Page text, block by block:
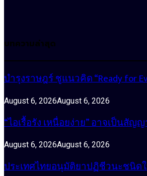
บทความล่าสุด
บำรุงราษฎร์ ชูแนวคิด “Ready for
August 6, 2026August 6, 2026
“ไอเรื้อรัง เหนื่อยง่าย” อาจเป็น
August 6, 2026August 6, 2026
ประเทศไทยอนุมัติยาปฏิชีวนะชนิด